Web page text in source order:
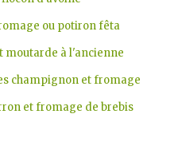
ou potiron fêta
à l'ancienne
champignon et fromage
et fromage de brebis